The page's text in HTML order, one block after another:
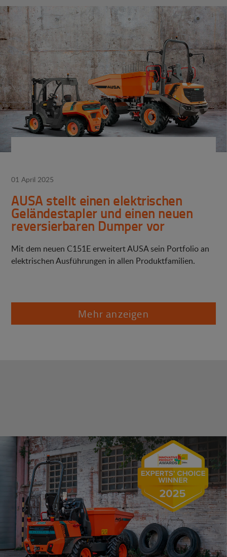
01 April 2025
AUSA stellt einen elektrischen
Geländestapler und einen neuen
reversierbaren Dumper vor
Mit dem neuen C151E erweitert AUSA sein Portfolio an
elektrischen Ausführungen in allen Produktfamilien.
Mehr anzeigen